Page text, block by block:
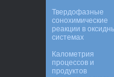
Твердофазные
сонохимические
реакции в
системах
Калометрия
процессов и
продуктов